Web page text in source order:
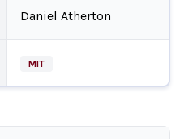
Daniel Atherton
MIT